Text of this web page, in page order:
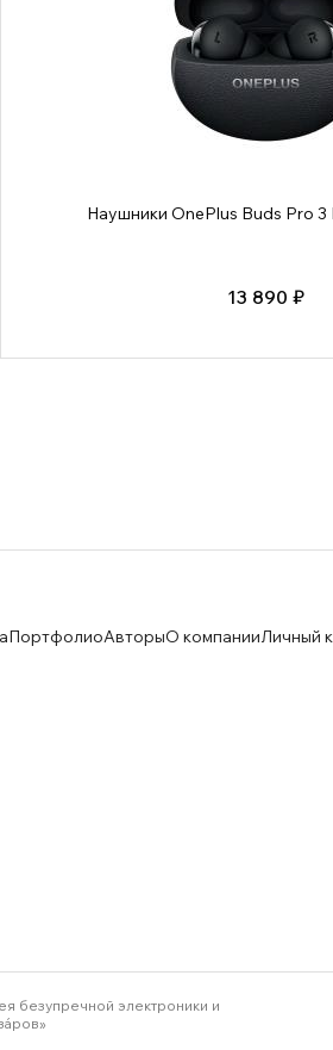
Наушники OnePlus Buds Pro
13 890 ₽
ПортфолиоАвторыО компанииЛичный
безупречной электроники и